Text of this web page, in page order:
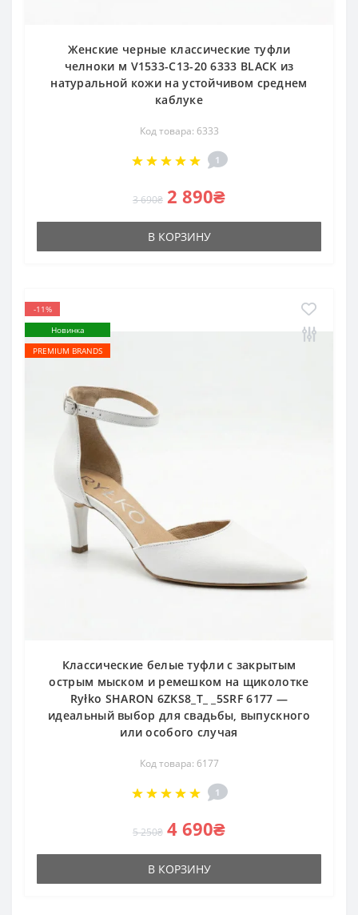
Женские черные классические туфли
челноки м V1533-C13-20 6333 BLACK из
натуральной кожи на устойчивом среднем
каблуке
Код товара: 6333
1
3 690₴ 2 890₴
В КОРЗИНУ
-11%
Новинка
PREMIUM BRANDS
Классические белые туфли с закрытым
острым мыском и ремешком на щиколотке
Ryłko SHARON 6ZKS8_T_ _5SRF 6177 —
идеальный выбор для свадьбы, выпускного
или особого случая
Код товара: 6177
1
5 250₴ 4 690₴
В КОРЗИНУ